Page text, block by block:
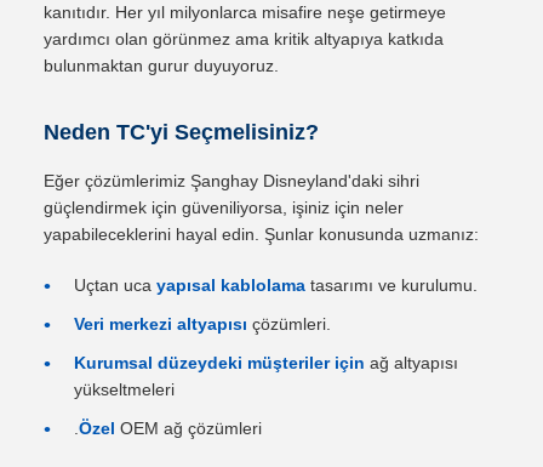
kanıtıdır. Her yıl milyonlarca misafire neşe getirmeye
yardımcı olan görünmez ama kritik altyapıya katkıda
bulunmaktan gurur duyuyoruz.
Neden TC'yi Seçmelisiniz?
Eğer çözümlerimiz Şanghay Disneyland'daki sihri
güçlendirmek için güveniliyorsa, işiniz için neler
yapabileceklerini hayal edin. Şunlar konusunda uzmanız:
Uçtan uca yapısal kablolama tasarımı ve kurulumu.
Veri merkezi altyapısı çözümleri.
Kurumsal düzeydeki müşteriler için ağ altyapısı
yükseltmeleri
Özel OEM ağ çözümleri